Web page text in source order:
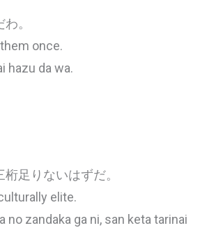
。
once.
hazu da wa.
足りないはずだ。
elite.
zandaka ga ni, san keta tarinai